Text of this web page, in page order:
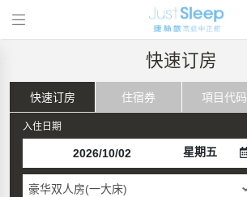
快速订房
快速订房 住宿券 項目代码
入住日期
星期五
豪华双人房(一大床)